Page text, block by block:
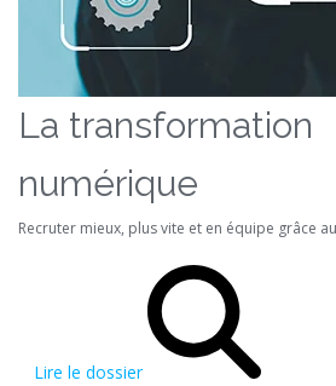
La transformation
numérique
Recruter mieux, plus vite et en équipe grâce
Lire le dossier